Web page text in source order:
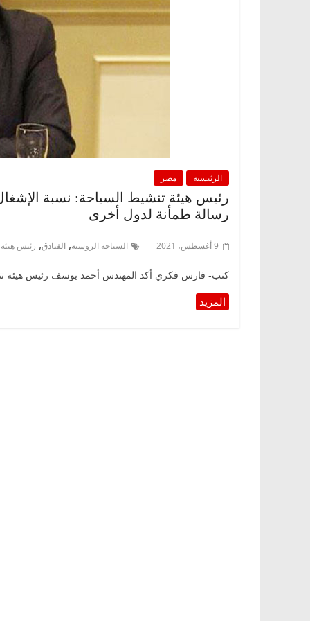
الرئيسية مصر
رسالة طمأنة لدول أخرى
9 أغسطس، 2021 السياحة الروسية, الفنادق, رئيس
كتب- فارس فكري أكد المهندس أحمد يوسف رئيس هيئة تنشيط السياحة،